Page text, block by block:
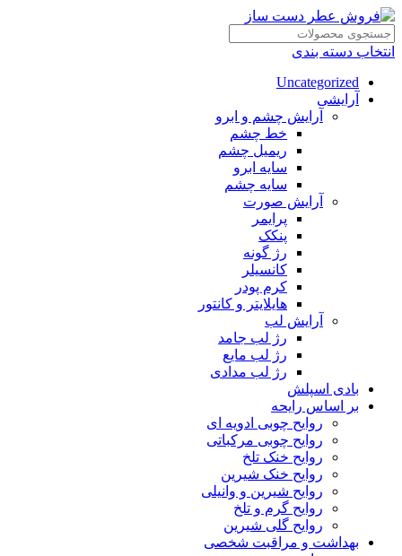
انتخاب دسته بندی
Uncategorized
آرایشی
آرایش چشم و ابرو
خط چشم
ریمیل چشم
سایه ابرو
سایه چشم
آرایش صورت
پرایمر
پنکک
رژ گونه
کانسیلر
کرم پودر
هایلایتر و کانتور
آرایش لب
رژ لب جامد
رژ لب مایع
رژ لب مدادی
بادی اسپلش
بر اساس رایحه
روایح چوبی ادویه ای
روایح چوبی مرکباتی
روایح خنک تلخ
روایح خنک شیرین
روایح شیرین و وانیلی
روایح گرم و تلخ
روایح گلی شیرین
بهداشت و مراقبت شخصی